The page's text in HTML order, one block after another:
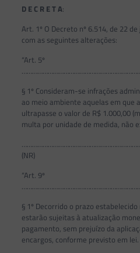
D E C R E T A:
Art. 1º O Decreto nº 6.514, de 22
com as seguintes alterações:
“Art. 5º
§ 1º Consideram-se infrações
ao meio ambiente aquelas em que
ultrapasse o valor de R$ 1.000,00
multa por unidade de medida, não
(NR)
“Art. 9º
§ 1º Decorrido o prazo estabelecido
estarão sujeitas à atualização
pagamento, sem prejuízo da
encargos, conforme previsto em lei.